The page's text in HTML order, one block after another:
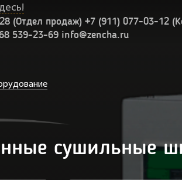
(Отдел продаж) +7 (911) 077-03-12
539-23-69 info@zencha.ru
сушильные